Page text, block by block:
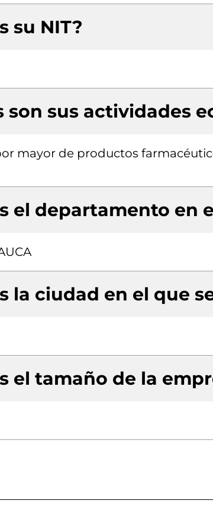
su NIT?
son sus actividades
mayor de productos
el departamento en
la ciudad en el que
el tamaño de la